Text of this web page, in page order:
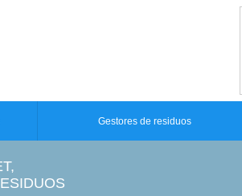
Gestores de residuos